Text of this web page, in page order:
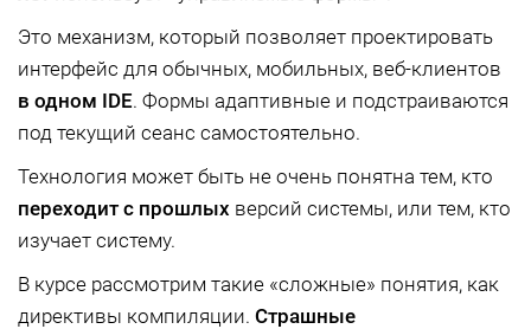
Это механизм, который позволяет проектировать
интерфейс для обычных, мобильных, веб-клиентов
в одном IDE. Формы адаптивные и подстраиваются
под текущий сеанс самостоятельно.
Технология может быть не очень понятна тем, кто
переходит с прошлых версий системы, или тем, кто
изучает систему.
В курсе рассмотрим такие «сложные» понятия, как
директивы компиляции. Страшные